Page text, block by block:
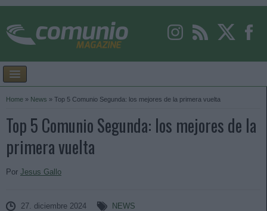
Home » News » Top 5 Comunio Segunda: los mejores de la primera vuelta
Top 5 Comunio Segunda: los mejores de la
primera vuelta
Por Jesus Gallo
27. diciembre 2024 NEWS